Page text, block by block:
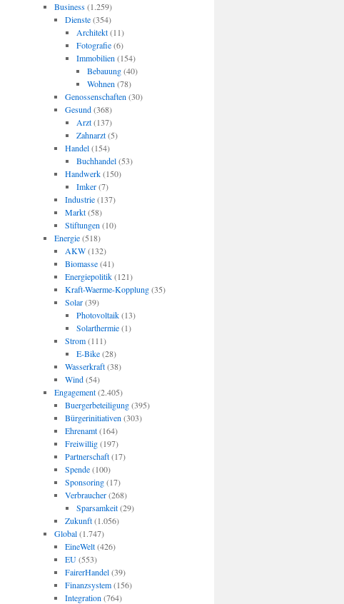
Business(1.259)
Dienste(354)
Architekt(11)
Fotografie(6)
Immobilien (154)
Bebauung(40)
Wohnen (78)
Genossenschaften (30)
Gesund(368)
Arzt(137)
Zahnarzt(5)
Handel(154)
Buchhandel(53)
Handwerk(150)
Imker(7)
Industrie(137)
Markt(58)
Stiftungen (10)
Energie(518)
AKW(132)
Biomasse(41)
Energiepolitik(121)
Kraft-Waerme-Kopplung(35)
Solar(39)
Photovoltaik(13)
Solarthermie(1)
Strom(111)
E-Bike(28)
Wasserkraft(38)
Wind(54)
Engagement(2.405)
Buergerbeteiligung(395)
Bürgerinitiativen (303)
Ehrenamt(164)
Freiwillig(197)
Partnerschaft(17)
Spende(100)
Sponsoring(17)
Verbraucher(268)
Sparsamkeit(29)
Zukunft(1.056)
Global(1.747)
EineWelt(426)
EU(553)
FairerHandel(39)
Finanzsystem(156)
Integration (764)